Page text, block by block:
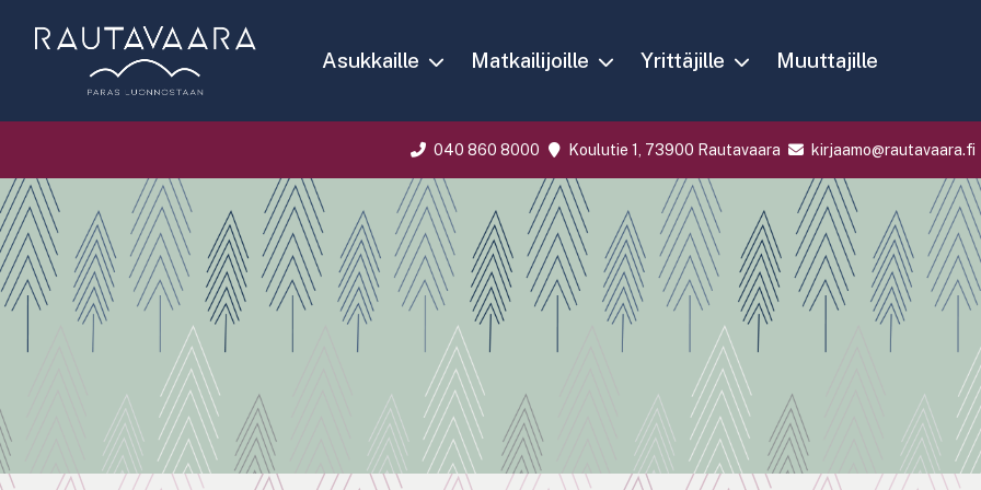
Asukkaille Matkailijoille Yrittäjille Muuttajille
040 860 8000 Koulutie 1, 73900 Rautavaara kirjaamo@rautavaara.fi